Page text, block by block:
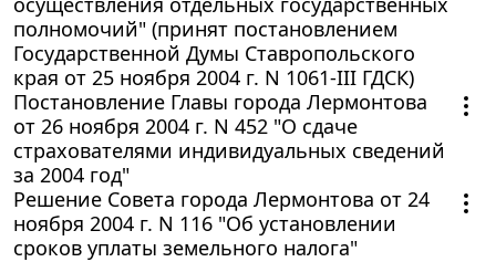
полномочий" (принят постановлением
Государственной Думы Ставропольского
края от 25 ноября 2004 г. N 1061-III ГДСК)
Постановление Главы города Лермонтова
от 26 ноября 2004 г. N 452 "О сдаче
страхователями индивидуальных сведений
за 2004 год"
Решение Совета города Лермонтова от 24
ноября 2004 г. N 116 "Об установлении
сроков уплаты земельного налога"